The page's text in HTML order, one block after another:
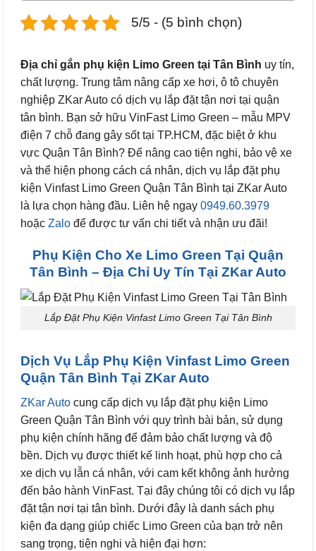
5/5 - (5 bình chọn)
Địa chỉ gắn phụ kiện Limo Green tại Tân Bình uy tín,
chất lượng. Trung tâm nâng cấp xe hơi, ô tô chuyên
nghiệp ZKar Auto có dịch vụ lắp đặt tận nơi tại quận
tân bình. Bạn sở hữu VinFast Limo Green – mẫu MPV
điện 7 chỗ đang gây sốt tại TP.HCM, đặc biệt ở khu
vực Quận Tân Bình? Để nâng cao tiện nghi, bảo vệ xe
và thể hiện phong cách cá nhân, dịch vụ lắp đặt phụ
kiện Vinfast Limo Green Quận Tân Bình tại ZKar Auto
là lựa chọn hàng đầu. Liên hệ ngay 0949.60.3979
hoặc Zalo để được tư vấn chi tiết và nhận ưu đãi!
Phụ Kiện Cho Xe Limo Green Tại Quận
Tân Bình – Địa Chỉ Uy Tín Tại ZKar Auto
Lắp Đặt Phụ Kiện Vinfast Limo Green Tại Tân Bình
Dịch Vụ Lắp Phụ Kiện Vinfast Limo Green
Quận Tân Bình Tại ZKar Auto
ZKar Auto cung cấp dịch vụ lắp đặt phụ kiện Limo
Green Quận Tân Bình với quy trình bài bản, sử dụng
phụ kiện chính hãng để đảm bảo chất lượng và độ
bền. Dịch vụ được thiết kế linh hoạt, phù hợp cho cả
xe dịch vụ lẫn cá nhân, với cam kết không ảnh hưởng
đến bảo hành VinFast. Tại đây chúng tôi có dịch vụ lắp
đặt tận nơi tại tân bình. Dưới đây là danh sách phụ
kiện đa dạng giúp chiếc Limo Green của bạn trở nên
sang trọng, tiện nghi và hiện đại hơn: